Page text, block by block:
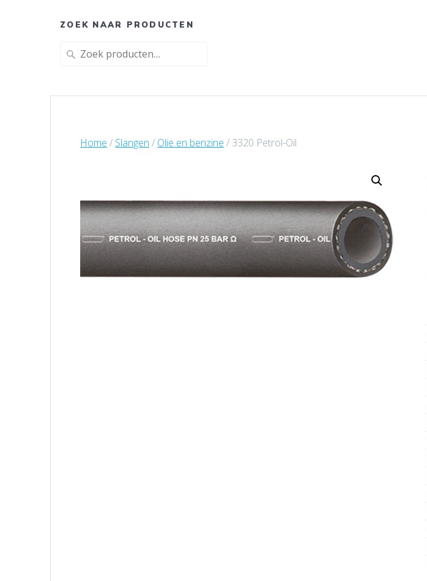
ZOEK NAAR PRODUCTEN
Zoeken
Home / Slangen / Olie en benzine / 3320 Petrol-Oil